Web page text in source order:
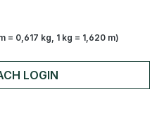
= 0,617 kg, 1 kg = 1,620 m)
LOGIN